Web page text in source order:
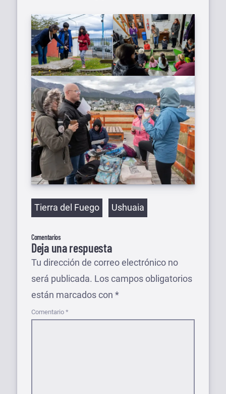
Etiquetas
Tierra del Fuego Ushuaia
Comentarios
Deja una respuesta
Tu dirección de correo electrónico no
será publicada. Los campos obligatorios
están marcados con *
Comentario *